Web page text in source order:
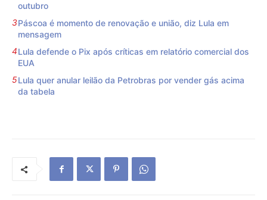
outubro
Páscoa é momento de renovação e união, diz Lula em
mensagem
Lula defende o Pix após críticas em relatório comercial dos
EUA
Lula quer anular leilão da Petrobras por vender gás acima
da tabela